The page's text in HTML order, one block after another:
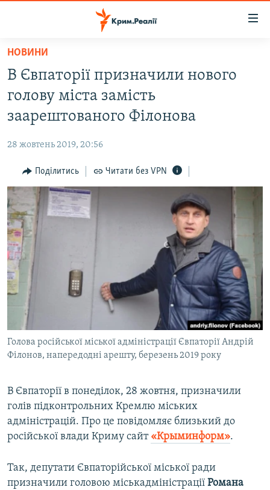
Перейти
основного
матеріалу
до
основної
Перейти
до
пошуку
ВІДЕО ТА ФОТО
БЛОГИ
ПОГЛЯД
ІНТЕРВ'Ю
ВСЕ ЗА ДЕНЬ
СПЕЦПРОЕКТИ
ДЕПОРТАЦІЯ
ВІДЕОУРОКИ «ELIFBE»
УКРАЇНСЬКА ПРОБЛЕМА КРИМУ
ІНФОГРАФІКА
ЯК ОБІЙТИ БЛОКУВАННЯ
Русский
Qırımtatar
ДОЛУЧАЙСЯ!
Усі сайти RFE/RL
НОВИНИ
В Євпаторії призначили нового
голову міста замість
заарештованого Філонова
28 жовтень 2019, 20:56
Поділитись Читати без VPN
Голова російської міської адміністрації Євпаторії Андрій
Філонов, напередодні арешту, березень 2019 року
В Євпаторії в понеділок, 28 жовтня, призначили
голів підконтрольних Кремлю міських
адміністрацій. Про це повідомляє близький до
російської влади Криму сайт «Крыминформ».
Так, депутати Євпаторійської міської ради
призначили головою міськадміністрації Романа